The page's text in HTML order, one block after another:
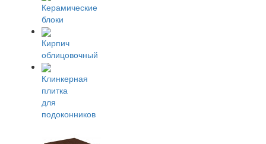
Керамические
блоки
Кирпич
облицовочный
Клинкерная
плитка
для
подоконников